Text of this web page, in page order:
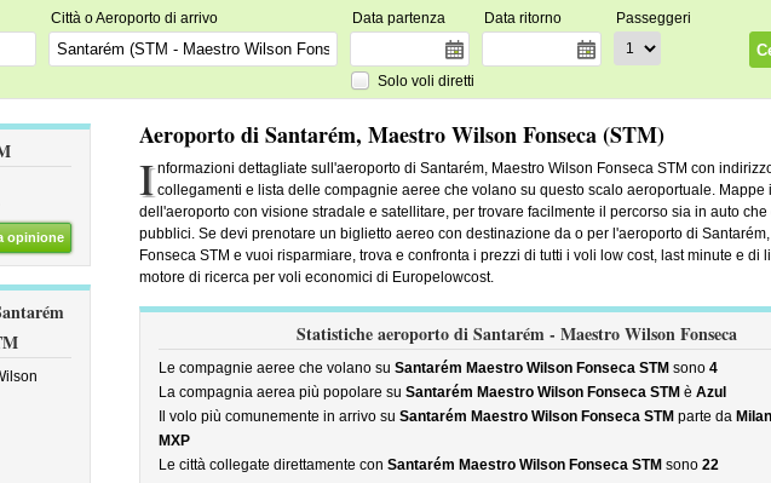
Città o Aeroporto di arrivo Data partenza Data ritorno Passeggeri
Solo voli diretti
opinione
Aeroporto di Santarém, Maestro Wilson Fonseca (STM)
I nformazioni dettagliate sull'aeroporto di Santarém, Maestro Wilson Fonseca STM con
collegamenti e lista delle compagnie aeree che volano su questo scalo aeroportuale. Mappe
dell'aeroporto con visione stradale e satellitare, per trovare facilmente il percorso sia in auto che
pubblici. Se devi prenotare un biglietto aereo con destinazione da o per l'aeroporto di
Fonseca STM e vuoi risparmiare, trova e confronta i prezzi di tutti i voli low cost, last minute e di
motore di ricerca per voli economici di Europelowcost.
Statistiche aeroporto di Santarém - Maestro Wilson Fonseca
Le compagnie aeree che volano su Santarém Maestro Wilson Fonseca STM sono 4
La compagnia aerea più popolare su Santarém Maestro Wilson Fonseca STM è Azul
Il volo più comunemente in arrivo su Santarém Maestro Wilson Fonseca STM parte da
MXP
Le città collegate direttamente con Santarém Maestro Wilson Fonseca STM sono 22